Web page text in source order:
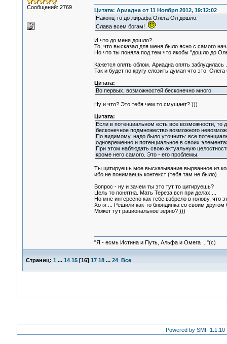
Сообщений: 2769
Цитата: Ариадна от 11 Ноября 2012, 19:12:02
Наконц-то до жирафа Олега Ол дошло.
Слава всем богам!
И что до меня дошло?
То, что высказал для меня было ясно с самого
Но что ты поняла под тем что якобы "дошло до
Кажется опять облом. Ариадна опять заблудилась
Так и будет по кругу елозить думая что это
Цитата:
Во первых, возможностей бесконечно много.
Ну и что? Это тебя чем то смущает? )))
Цитата:
Если в потенциальном есть все возможности, то
бесконечное подмножество возможного
По видимому, надо было уточнить: все
одновременно и потенциальное в своих
При этом наблюдать свою актуальную
кроме него самого. Это - его проблемы.
Ты цитируешь мое высказывание вырванное из
ибо не понимаешь контекст (тебя там не было).
Вопрос - ну и зачем ты это тут то цитируешь?
Цель то понятна. Мать Тереза вся при делах ...
Но мне интересно как тебе взбрело в голову, что
Хотя ... Решили как-то блондинка со своим
Может тут рациональное зерно? )))
"Я - есмь Истина и Путь, Альфа и Омега ..."(с)
Страниц: 1 ... 14 15[16] 17 18 ... 24 Все
Powered by SMF 1.1.10